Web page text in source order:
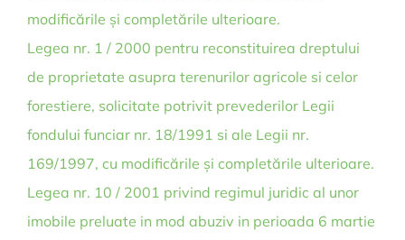
modificările și completările ulterioare.
Legea nr. 1 / 2000 pentru reconstituirea dreptului
de proprietate asupra terenurilor agricole si celor
forestiere, solicitate potrivit prevederilor Legii
fondului funciar nr. 18/1991 si ale Legii nr.
169/1997, cu modificările și completările ulterioare.
Legea nr. 10 / 2001 privind regimul juridic al unor
imobile preluate in mod abuziv in perioada 6 martie